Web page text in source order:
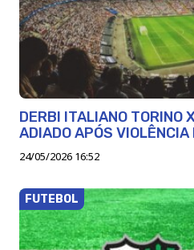
DERBI ITALIANO TORINO
ADIADO APÓS VIOLÊNCIA
24/05/2026 16:52
FUTEBOL